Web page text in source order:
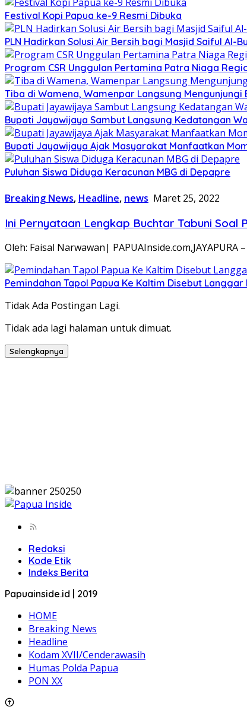
Festival Kopi Papua ke-9 Resmi Dibuka
PLN Hadirkan Solusi Air Bersih bagi Masjid Saiful Al-
Program CSR Unggulan Pertamina Patra Niaga
Tiba di Wamena, Wamenpar Langsung
Bupati Jayawijaya Sambut Langsung Kedatangan
Bupati Jayawijaya Ajak Masyarakat Manfaatkan
Puluhan Siswa Diduga Keracunan MBG di Depapre
Breaking News, Headline, news Maret 25, 2022
Ini Pernyataan Lengkap Buchtar Tabuni Soal
Oleh: Faisal Narwawan|
Pemindahan Tapol Papua Ke Kaltim Disebut Langgar
Tidak Ada Postingan Lagi.
Tidak ada lagi halaman untuk dimuat.
Selengkapnya
Redaksi
Kode Etik
Indeks Berita
Papuainside.id | 2019
HOME
Breaking News
Headline
Kodam XVII/Cenderawasih
Humas Polda Papua
PON XX